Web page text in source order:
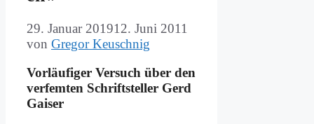
29. Januar 201912. Juni 2011
von Gregor Keuschnig
Vor­läu­fi­ger Ver­such über den
ver­fem­ten Schrift­stel­ler Gerd
Gai­ser